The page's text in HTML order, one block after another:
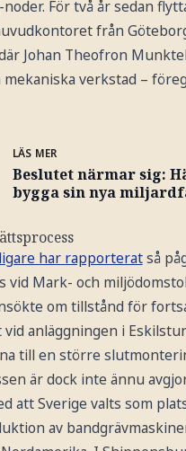
För två år sedan
från
Johan Theofron
verkstad –
LÄS MER
Beslutet närmar sig:
bygga sin nya
har rapporteratså
vid Mark- och
om tillstånd för
anläggningen i
till en större
är dock inte ännu
att Sverige valts som
av